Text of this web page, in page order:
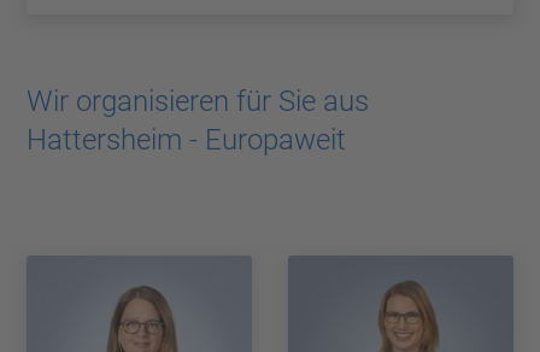
Wir organisieren für Sie aus
Hattersheim - Europaweit